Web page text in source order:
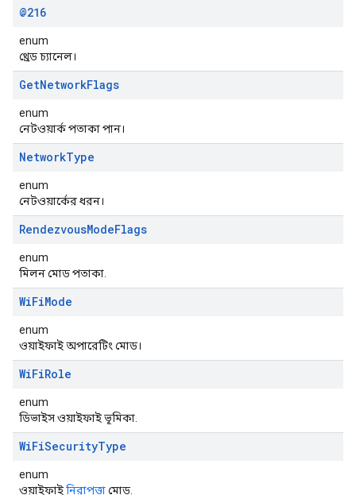
@216
enum
থ্রেড চ্যানেল।
GetNetworkFlags
enum
নেটওয়ার্ক পতাকা পান।
NetworkType
enum
নেটওয়ার্কের ধরন।
RendezvousModeFlags
enum
মিলন মোড পতাকা.
WiFiMode
enum
ওয়াইফাই অপারেটিং মোড।
WiFiRole
enum
ডিভাইস ওয়াইফাই ভূমিকা.
WiFiSecurityType
enum
ওয়াইফাইনিরাপত্তামোড.